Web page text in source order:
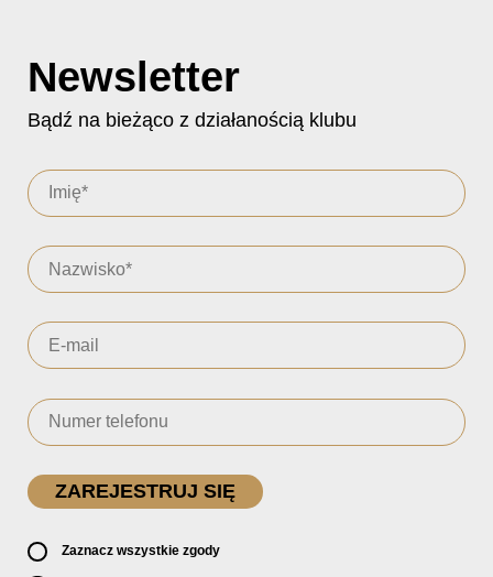
Newsletter
Bądź na bieżąco z działanością klubu
Zaznacz wszystkie zgody